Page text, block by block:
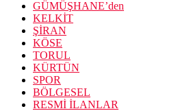
GÜMÜŞHANE’den
KELKİT
ŞİRAN
KÖSE
TORUL
KÜRTÜN
SPOR
BÖLGESEL
RESMİ İLANLAR